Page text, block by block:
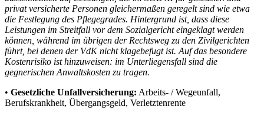
privat versicherte Personen gleichermaßen geregelt sind wie etwa
die Festlegung des Pflegegrades. Hintergrund ist, dass diese
Leistungen im Streitfall vor dem Sozialgericht eingeklagt werden
können, während im übrigen der Rechtsweg zu den Zivilgerichten
führt, bei denen der VdK nicht klagebefugt ist. Auf das besondere
Kostenrisiko ist hinzuweisen: im Unterliegensfall sind die
gegnerischen Anwaltskosten zu tragen.
• Gesetzliche Unfallversicherung: Arbeits- / Wegeunfall,
Berufskrankheit, Übergangsgeld, Verletztenrente